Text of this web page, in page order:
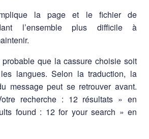
la page et le fichier de
l’ensemble plus difficile à
que la cassure choisie soit
langues. Selon la traduction, la
message peut se retrouver avant.
recherche : 12 résultats » en
found : 12 for your search » en